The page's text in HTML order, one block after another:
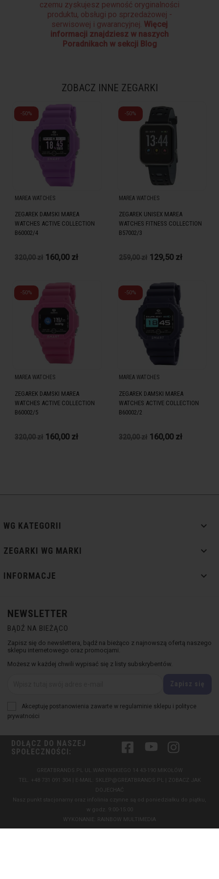
czemu zyskujesz pewność oryginalności
produktu, obsługi po sprzedażowej -
serwisowej i gwarancyjnej. Więcej
informacji znajdziesz w naszych
Poradnikach w sekcji Blog
ZOBACZ INNE ZEGARKI
-50%
MAREA WATCHES
ZEGAREK DAMSKI MAREA
WATCHES ACTIVE COLLECTION
B60002/4
320,00 zł 160,00 zł
-50%
MAREA WATCHES
ZEGAREK UNISEX MAREA
WATCHES FITNESS COLLECTION
B57002/3
259,00 zł 129,50 zł
-50%
MAREA WATCHES
ZEGAREK DAMSKI MAREA
WATCHES ACTIVE COLLECTION
B60002/5
320,00 zł 160,00 zł
-50%
MAREA WATCHES
ZEGAREK DAMSKI MAREA
WATCHES ACTIVE COLLECTION
B60002/2
320,00 zł 160,00 zł
WG KATEGORII 
ZEGARKI WG MARKI 
INFORMACJE 
NEWSLETTER
BĄDŹ NA BIEŻĄCO
Zapisz się do newslettera, bądź na bieżąco z najnowszą ofertą naszego
sklepu internetowego oraz promocjami.
Możesz w każdej chwili wypisać się z listy subskrybentów.
Akceptuję postanowienia zawarte w regulaminie sklepu i polityce
prywatności
DOŁĄCZ DO NASZEJ
SPOŁECZNOŚCI:
FacebookYouTube
GREATBRANDS.PL UL.WARYNSKIEGO 14 43-190 MIKOŁÓW
TEL.
+48 731 091 304 | E-MAIL: SKLEP@GREATBRANDS.PL | ZOBACZ JAK
DOJECHAĆ
Nasz punkt stacjonarny oraz infolinia czynne są od poniedziałku do piątku,
w godz. 9:00-15:00
WYKONANIE: RAINBOW MULTIMEDIA